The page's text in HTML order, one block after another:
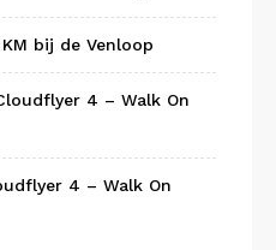
KM bij de Venloop
4 – Walk On
4 – Walk On